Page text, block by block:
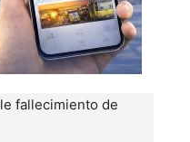
fallecimiento de